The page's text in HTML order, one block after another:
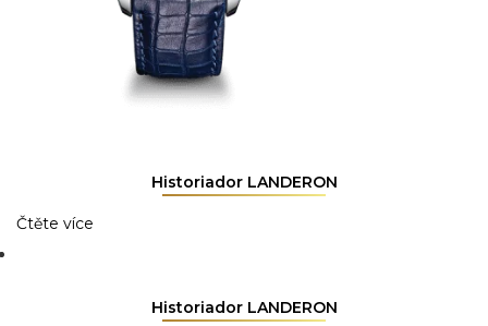
Historiador LANDERON
Čtěte více
Historiador LANDERON